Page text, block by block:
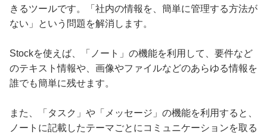
きるツールです。「社内の情報を、簡単に管理する方法が
ない」という問題を解消します。
Stockを使えば、「ノート」の機能を利用して、要件など
のテキスト情報や、画像やファイルなどのあらゆる情報を
誰でも簡単に残せます。
また、「タスク」や「メッセージ」の機能を利用すると、
ノートに記載したテーマごとにコミュニケーションを取る